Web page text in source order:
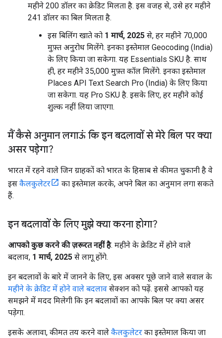
महीने 200 डॉलर का क्रेडिट मिलता है. इस वजह से, उसे हर महीने
241 डॉलर का बिल मिलता है.
इस बिलिंग खाते को 1 मार्च, 2025 से, हर महीने 70,000
मुफ़्त अनुरोध मिलेंगे. इनका इस्तेमाल Geocoding (India)
के लिए किया जा सकेगा. यह Essentials SKU है. साथ
ही, हर महीने 35,000 मुफ़्त कॉल मिलेंगे. इनका इस्तेमाल
Places API Text Search Pro (India) के लिए किया
जा सकेगा. यह Pro SKU है. इसके लिए, हर महीने कोई
शुल्क नहीं लिया जाएगा.
मैं कैसे अनुमान लगाऊं कि इन बदलावों से मेरे बिल पर क्या
असर पड़ेगा?
भारत में रहने वाले जिन ग्राहकों को भारत के हिसाब से कीमत चुकानी है वे
इस कैलकुलेटर
का इस्तेमाल करके, अपने बिल का अनुमान लगा सकते
हैं.
इन बदलावों के लिए मुझे क्या करना होगा?
आपको कुछ करने की ज़रूरत नहीं है. महीने के क्रेडिट में होने वाले
बदलाव, 1 मार्च, 2025 से लागू होंगे.
इन बदलावों के बारे में जानने के लिए, इस अक्सर पूछे जाने वाले सवाल के
महीने के क्रेडिट में होने वाले बदलाव सेक्शन को पढ़ें. इससे आपको यह
समझने में मदद मिलेगी कि इन बदलावों का आपके बिल पर क्या असर
पड़ेगा.
इसके अलावा, कीमत तय करने वाले कैलकुलेटर का इस्तेमाल किया जा